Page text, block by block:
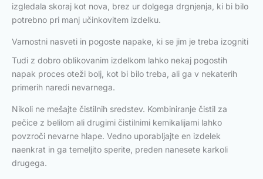
izgledala skoraj kot nova, brez ur dolgega drgnjenja, ki bi bilo
potrebno pri manj učinkovitem izdelku.
Varnostni nasveti in pogoste napake, ki se jim je treba izogniti
Tudi z dobro oblikovanim izdelkom lahko nekaj pogostih
napak proces oteži bolj, kot bi bilo treba, ali ga v nekaterih
primerih naredi nevarnega.
Nikoli ne mešajte čistilnih sredstev. Kombiniranje čistil za
pečice z belilom ali drugimi čistilnimi kemikalijami lahko
povzroči nevarne hlape. Vedno uporabljajte en izdelek
naenkrat in ga temeljito sperite, preden nanesete karkoli
drugega.